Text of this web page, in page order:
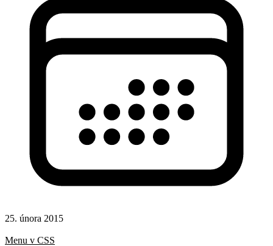
25. února 2015
Menu v CSS